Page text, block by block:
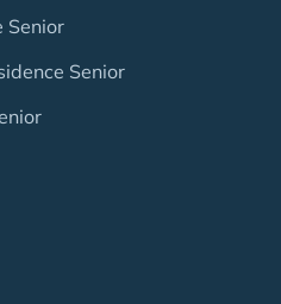
Senior
Senior